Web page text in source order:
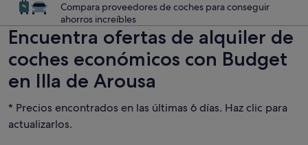
Compara proveedores de coches para conseguir
ahorros increíbles
Encuentra ofertas de alquiler de
coches económicos con Budget
en Illa de Arousa
* Precios encontrados en las últimas 6 días. Haz clic para
actualizarlos.